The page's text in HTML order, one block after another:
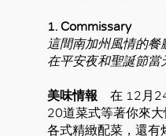
1. Commissary
這間南加州風情的餐
在平安夜和聖誕節當
美味情報 在 12月
20道菜式等著你來
各式精緻配菜，還有